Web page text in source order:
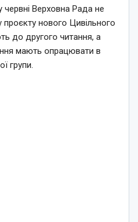
червні Верховна Рада не
нового Цивільного
до другого читання, а
мають опрацювати в
групи.